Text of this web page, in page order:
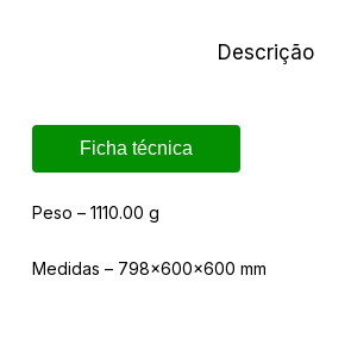
Descrição
Ficha técnica
Peso – 1110.00 g
Medidas – 798x600x600 mm